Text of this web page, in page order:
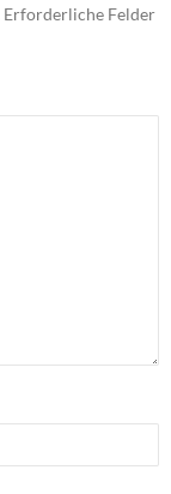
Erforderliche Felder